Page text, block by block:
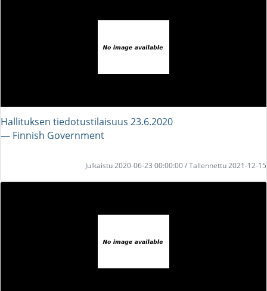
Hallituksen tiedotustilaisuus 23.6.2020
― Finnish Government
Julkaistu 2020-06-23 00:00:00 / Tallennettu 2021-12-15